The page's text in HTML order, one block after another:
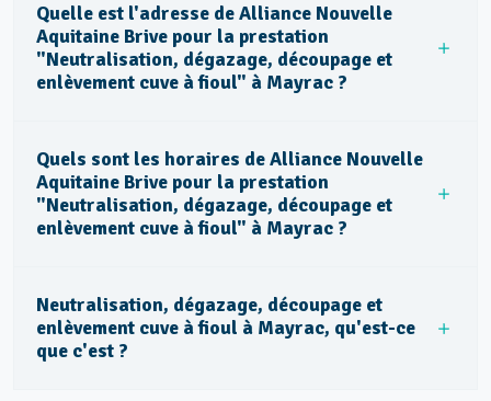
Quelle est l'adresse de Alliance Nouvelle
Aquitaine Brive pour la prestation
"Neutralisation, dégazage, découpage et
enlèvement cuve à fioul" à Mayrac ?
Quels sont les horaires de Alliance Nouvelle
Aquitaine Brive pour la prestation
"Neutralisation, dégazage, découpage et
enlèvement cuve à fioul" à Mayrac ?
Neutralisation, dégazage, découpage et
enlèvement cuve à fioul à Mayrac, qu'est-ce
que c'est ?